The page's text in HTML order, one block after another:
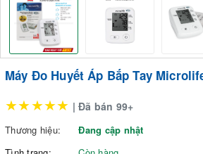
Máy Đo Huyết Áp Bắp Tay
★★★★★ | Đã bán 99+
Thương hiệu:
Đang cập nhật